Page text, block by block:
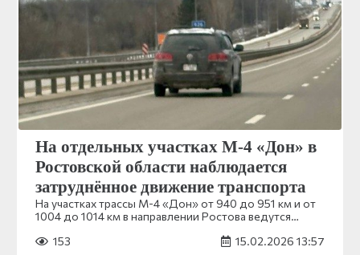
На отдельных участках М-4 «Дон» в
Ростовской области наблюдается
затруднённое движение транспорта
На участках трассы М-4 «Дон» от 940 до 951 км и от
1004 до 1014 км в направлении Ростова ведутся…
153
15.02.2026 13:57